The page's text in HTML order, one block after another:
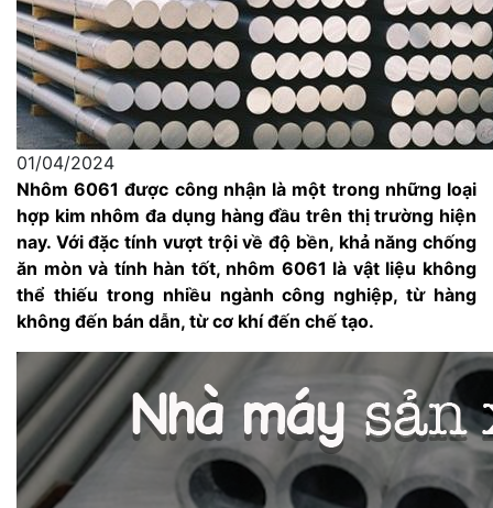
01/04/2024
Nhôm 6061 được công nhận là một trong những loại
hợp kim nhôm đa dụng hàng đầu trên thị trường hiện
nay. Với đặc tính vượt trội về độ bền, khả năng chống
ăn mòn và tính hàn tốt, nhôm 6061 là vật liệu không
thể thiếu trong nhiều ngành công nghiệp, từ hàng
không đến bán dẫn, từ cơ khí đến chế tạo.